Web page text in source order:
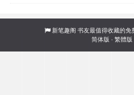
新笔趣阁 书友最值得收藏的免
简体版 · 繁體版